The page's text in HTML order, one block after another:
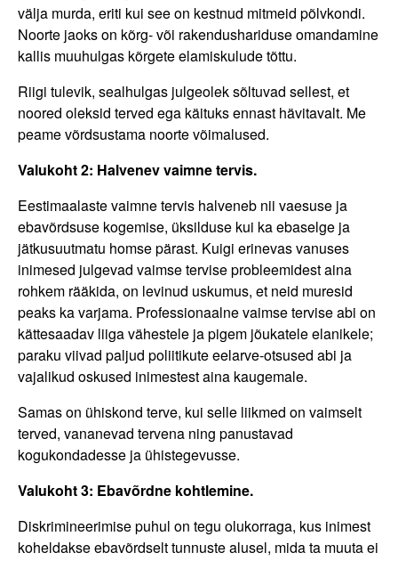
välja murda, eriti kui see on kestnud mitmeid põlvkondi.
Noorte jaoks on kõrg- või rakendushariduse omandamine
kallis muuhulgas kõrgete elamiskulude tõttu.
Riigi tulevik, sealhulgas julgeolek sõltuvad sellest, et
noored oleksid terved ega käituks ennast hävitavalt. Me
peame võrdsustama noorte võimalused.
Valukoht 2: Halvenev vaimne tervis.
Eestimaalaste vaimne tervis halveneb nii vaesuse ja
ebavõrdsuse kogemise, üksilduse kui ka ebaselge ja
jätkusuutmatu homse pärast. Kuigi erinevas vanuses
inimesed julgevad vaimse tervise probleemidest aina
rohkem rääkida, on levinud uskumus, et neid muresid
peaks ka varjama. Professionaalne vaimse tervise abi on
kättesaadav liiga vähestele ja pigem jõukatele elanikele;
paraku viivad paljud poliitikute eelarve-otsused abi ja
vajalikud oskused inimestest aina kaugemale.
Samas on ühiskond terve, kui selle liikmed on vaimselt
terved, vananevad tervena ning panustavad
kogukondadesse ja ühistegevusse.
Valukoht 3: Ebavõrdne kohtlemine.
Diskrimineerimise puhul on tegu olukorraga, kus inimest
koheldakse ebavõrdselt tunnuste alusel, mida ta muuta ei